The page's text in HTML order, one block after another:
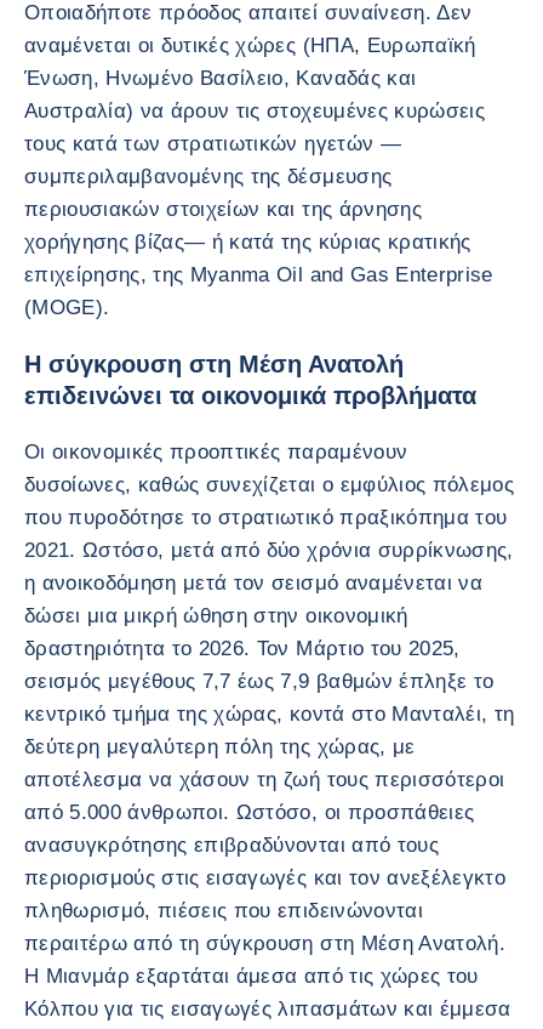
Οποιαδήποτε πρόοδος απαιτεί συναίνεση. Δεν
αναμένεται οι δυτικές χώρες (ΗΠΑ, Ευρωπαϊκή
Ένωση, Ηνωμένο Βασίλειο, Καναδάς και
Αυστραλία) να άρουν τις στοχευμένες κυρώσεις
τους κατά των στρατιωτικών ηγετών —
συμπεριλαμβανομένης της δέσμευσης
περιουσιακών στοιχείων και της άρνησης
χορήγησης βίζας— ή κατά της κύριας κρατικής
επιχείρησης, της Myanma Oil and Gas Enterprise
(MOGE).
Η σύγκρουση στη Μέση Ανατολή
επιδεινώνει τα οικονομικά προβλήματα
Οι οικονομικές προοπτικές παραμένουν
δυσοίωνες, καθώς συνεχίζεται ο εμφύλιος πόλεμος
που πυροδότησε το στρατιωτικό πραξικόπημα του
2021. Ωστόσο, μετά από δύο χρόνια συρρίκνωσης,
η ανοικοδόμηση μετά τον σεισμό αναμένεται να
δώσει μια μικρή ώθηση στην οικονομική
δραστηριότητα το 2026. Τον Μάρτιο του 2025,
σεισμός μεγέθους 7,7 έως 7,9 βαθμών έπληξε το
κεντρικό τμήμα της χώρας, κοντά στο Μανταλέι, τη
δεύτερη μεγαλύτερη πόλη της χώρας, με
αποτέλεσμα να χάσουν τη ζωή τους περισσότεροι
από 5.000 άνθρωποι. Ωστόσο, οι προσπάθειες
ανασυγκρότησης επιβραδύνονται από τους
περιορισμούς στις εισαγωγές και τον ανεξέλεγκτο
πληθωρισμό, πιέσεις που επιδεινώνονται
περαιτέρω από τη σύγκρουση στη Μέση Ανατολή.
Η Μιανμάρ εξαρτάται άμεσα από τις χώρες του
Κόλπου για τις εισαγωγές λιπασμάτων και έμμεσα